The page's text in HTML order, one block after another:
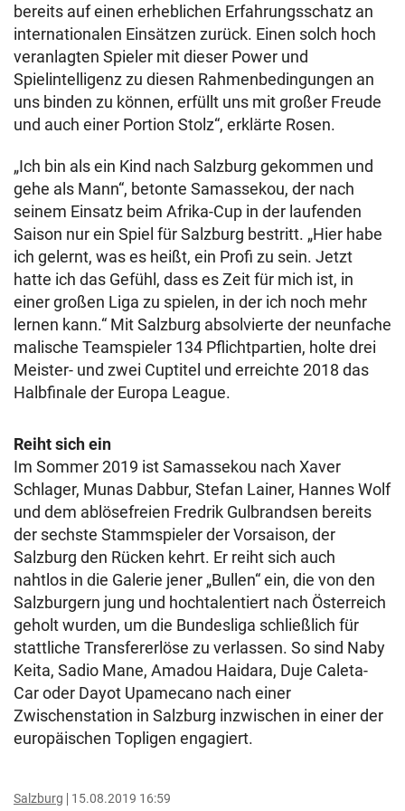
bereits auf einen erheblichen Erfahrungsschatz an
internationalen Einsätzen zurück. Einen solch hoch
veranlagten Spieler mit dieser Power und
Spielintelligenz zu diesen Rahmenbedingungen an
uns binden zu können, erfüllt uns mit großer Freude
und auch einer Portion Stolz“, erklärte Rosen.
„Ich bin als ein Kind nach Salzburg gekommen und
gehe als Mann“, betonte Samassekou, der nach
seinem Einsatz beim Afrika-Cup in der laufenden
Saison nur ein Spiel für Salzburg bestritt. „Hier habe
ich gelernt, was es heißt, ein Profi zu sein. Jetzt
hatte ich das Gefühl, dass es Zeit für mich ist, in
einer großen Liga zu spielen, in der ich noch mehr
lernen kann.“ Mit Salzburg absolvierte der neunfache
malische Teamspieler 134 Pflichtpartien, holte drei
Meister- und zwei Cuptitel und erreichte 2018 das
Halbfinale der Europa League.
Reiht sich ein
Im Sommer 2019 ist Samassekou nach Xaver
Schlager, Munas Dabbur, Stefan Lainer, Hannes Wolf
und dem ablösefreien Fredrik Gulbrandsen bereits
der sechste Stammspieler der Vorsaison, der
Salzburg den Rücken kehrt. Er reiht sich auch
nahtlos in die Galerie jener „Bullen“ ein, die von den
Salzburgern jung und hochtalentiert nach Österreich
geholt wurden, um die Bundesliga schließlich für
stattliche Transfererlöse zu verlassen. So sind Naby
Keita, Sadio Mane, Amadou Haidara, Duje Caleta-
Car oder Dayot Upamecano nach einer
Zwischenstation in Salzburg inzwischen in einer der
europäischen Topligen engagiert.
Salzburg 15.08.2019 16:59